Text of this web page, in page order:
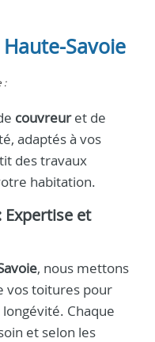
Savoie
:
couvreuret de
adaptés à vos
des travaux
habitation.
Expertise et
, nous mettons
vos toitures pour
Chaque
et selon les